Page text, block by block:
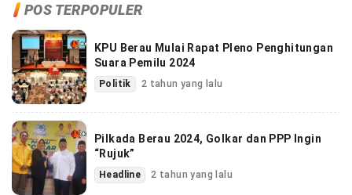
POS TERPOPULER
KPU Berau Mulai Rapat Pleno Penghitungan
Suara Pemilu 2024
Politik 2 tahun yang lalu
Pilkada Berau 2024, Golkar dan PPP Ingin
“Rujuk”
Headline 2 tahun yang lalu